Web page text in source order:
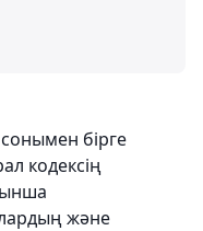
бірге
кодексің
және